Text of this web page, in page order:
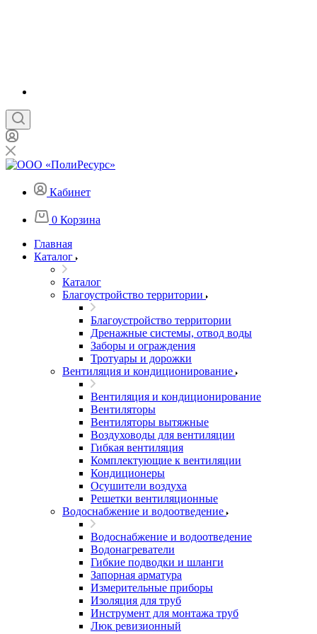
Кабинет
0 Корзина
Главная
Каталог
Каталог
Благоустройство территории
Благоустройство территории
Дренажные системы, отвод воды
Заборы и ограждения
Тротуары и дорожки
Вентиляция и кондиционирование
Вентиляция и кондиционирование
Вентиляторы
Вентиляторы вытяжные
Воздуховоды для вентиляции
Гибкая вентиляция
Комплектующие к вентиляции
Кондиционеры
Осушители воздуха
Решетки вентиляционные
Водоснабжение и водоотведение
Водоснабжение и водоотведение
Водонагреватели
Гибкие подводки и шланги
Запорная арматура
Измерительные приборы
Изоляция для труб
Инструмент для монтажа труб
Люк ревизионный